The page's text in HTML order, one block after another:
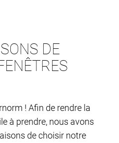
DE
! Afin de rendre la
à prendre, nous avons
de choisir notre